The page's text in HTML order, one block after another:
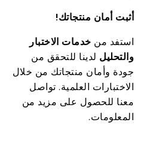
أثبت أمان منتجاتك!
استفد من خدمات الاختبار
والتحليل لدينا للتحقق من
جودة وأمان منتجاتك من خلال
الاختبارات العلمية. تواصل
معنا للحصول على مزيد من
المعلومات.